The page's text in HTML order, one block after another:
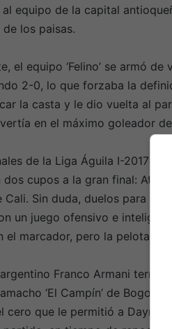
al equipo de la capital
los paisas.
el equipo ‘Felino’ se armó
2-0, lo que forzaba la
la casta y le dio vuelta al
en el máximo goleador
de la Liga Águila I-2017
dos cupos a la gran final:
Cali. Sin duda, duelos para
un juego ofensivo e
el marcador, pero la pelota no
Franco Armani
‘El Campín’ de
cero que le permitió a Dayro